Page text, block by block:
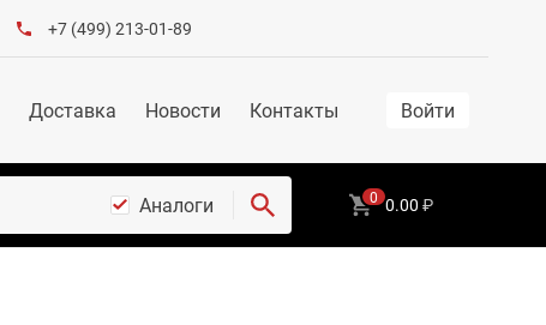
+7 (499) 213-01-89
Доставка Новости Контакты Войти
Аналоги 0 0.00 ₽